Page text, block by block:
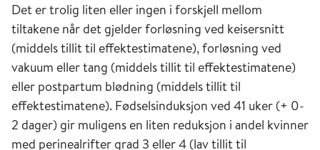
Det er trolig liten eller ingen i forskjell mellom
tiltakene når det gjelder forløsning ved keisersnitt
(middels tillit til effektestimatene), forløsning ved
vakuum eller tang (middels tillit til effektestimatene)
eller postpartum blødning (middels tillit til
effektestimatene). Fødselsinduksjon ved 41 uker (+ 0-
2 dager) gir muligens en liten reduksjon i andel kvinner
med perinealrifter grad 3 eller 4 (lav tillit til